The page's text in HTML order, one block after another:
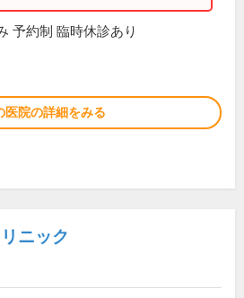
予約制 臨時休診あり
医院の詳細をみる
ニック